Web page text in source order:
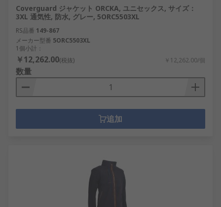
Coverguard ジャケット ORCKA, ユニセックス, サイズ：
3XL 通気性, 防水, グレー, 5ORC5503XL
RS品番 149-867
メーカー型番 5ORC5503XL
1個小計：
￥12,262.00(税抜) ￥12,262.00/個
数量
追加